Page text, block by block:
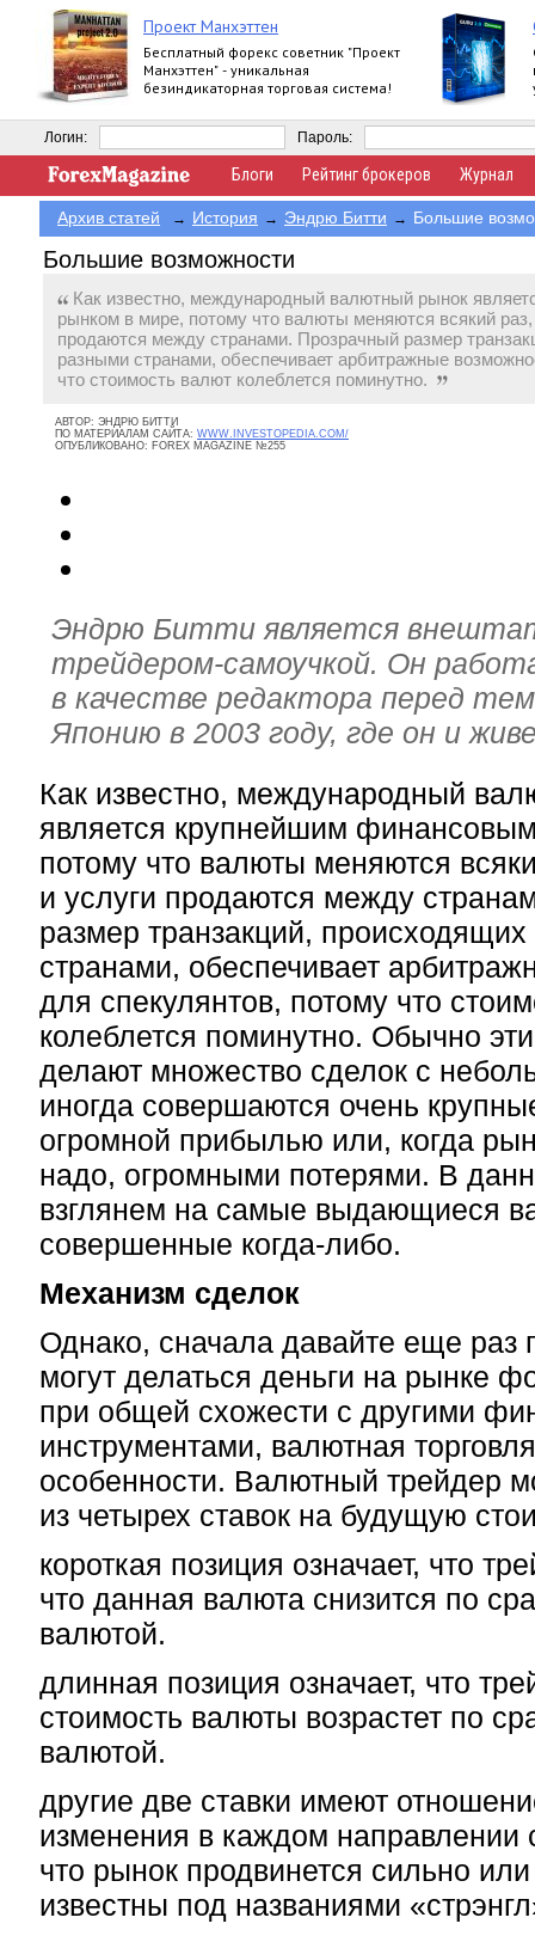
Проект Манхэттен
Бесплатный форекс советник "Проект
Манхэттен" - уникальная
безиндикаторная торговая система!
Логин: Пароль:
Блоги Рейтинг брокеров Журнал
Архив статей → История → Эндрю Битти → Большие
Большие возможности
Как известно, международный валютный рынок
рынком в мире, потому что валюты меняются всякий раз,
продаются между странами. Прозрачный размер
разными странами, обеспечивает арбитражные
что стоимость валют колеблется поминутно.
АВТОР: ЭНДРЮ БИТТИ
ПО МАТЕРИАЛАМ САЙТА: WWW.INVESTOPEDIA.COM/
ОПУБЛИКОВАНО: FOREX MAGAZINE №255
Эндрю Битти является
трейдером-самоучкой. Он
в качестве редактора перед
Японию в 2003 году, где он и
Как известно, международный
является крупнейшим
потому что валюты меняются
и услуги продаются между
размер транзакций,
странами, обеспечивает
для спекулянтов, потому что
колеблется поминутно. Обычно
делают множество сделок с
иногда совершаются очень
огромной прибылью или, когда
надо, огромными потерями. В
взглянем на самые выдающиеся
совершенные когда-либо.
Механизм сделок
Однако, сначала давайте еще раз
могут делаться деньги на рынке
при общей схожести с другими
инструментами, валютная
особенности. Валютный трейдер
из четырех ставок на будущую
короткая позиция означает, что
что данная валюта снизится по
валютой.
длинная позиция означает, что
стоимость валюты возрастет по
валютой.
другие две ставки имеют
изменения в каждом направлении
что рынок продвинется сильно
известны под названиями